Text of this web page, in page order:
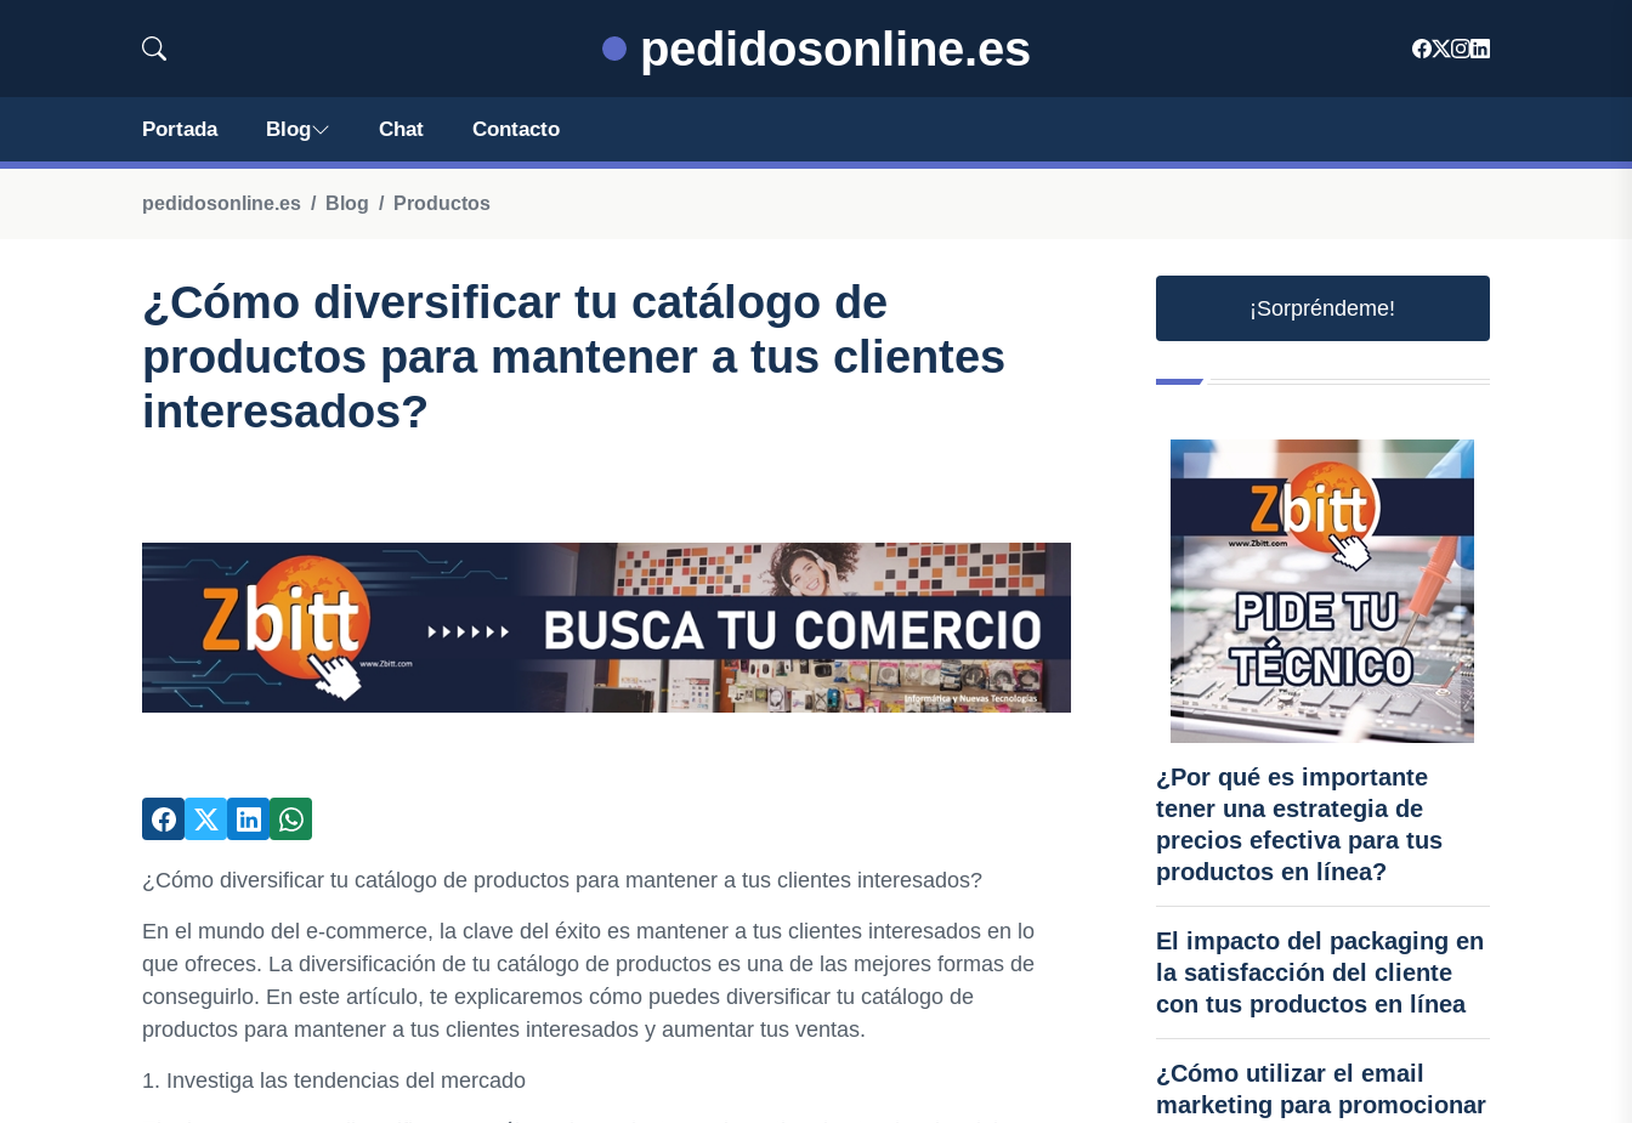
pedidosonline.es
Portada Blog Chat Contacto
pedidosonline.es Blog Productos
¿Cómo diversificar tu catálogo de
productos para mantener a tus clientes
interesados?
¿Cómo diversificar tu catálogo de productos para mantener a tus clientes interesados?
En el mundo del e-commerce, la clave del éxito es mantener a tus clientes interesados en lo
que ofreces. La diversificación de tu catálogo de productos es una de las mejores formas de
conseguirlo. En este artículo, te explicaremos cómo puedes diversificar tu catálogo de
productos para mantener a tus clientes interesados y aumentar tus ventas.
1. Investiga las tendencias del mercado
¡Sorpréndeme!
¿Por qué es importante
tener una estrategia de
precios efectiva para tus
productos en línea?
El impacto del packaging en
la satisfacción del cliente
con tus productos en línea
¿Cómo utilizar el email
marketing para promocionar